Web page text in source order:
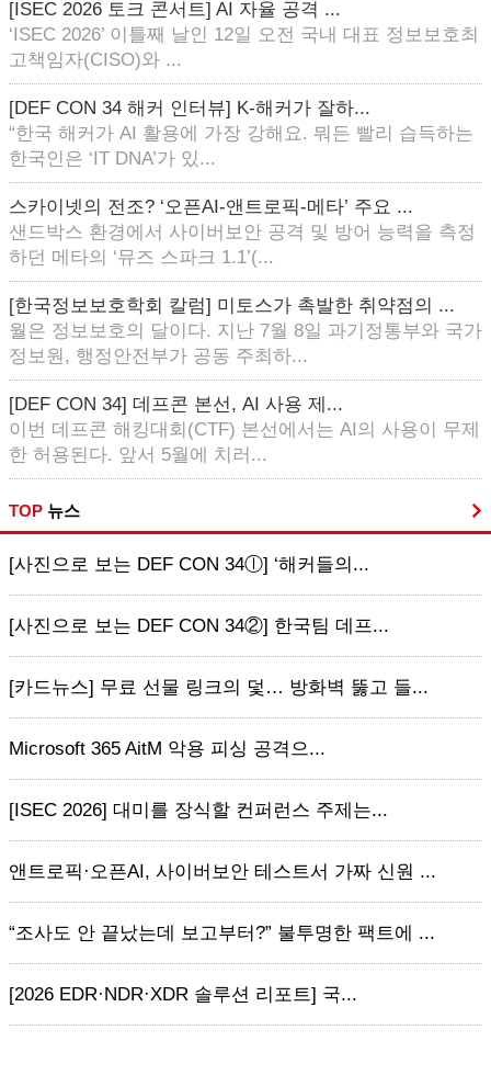
[ISEC 2026 토크 콘서트] AI 자율 공격 ...
‘ISEC 2026’ 이틀째 날인 12일 오전 국내 대표 정보보호최
고책임자(CISO)와 ...
[DEF CON 34 해커 인터뷰] K-해커가 잘하...
“한국 해커가 AI 활용에 가장 강해요. 뭐든 빨리 습득하는
한국인은 ‘IT DNA’가 있...
스카이넷의 전조? ‘오픈AI-앤트로픽-메타’ 주요 ...
샌드박스 환경에서 사이버보안 공격 및 방어 능력을 측정
하던 메타의 ‘뮤즈 스파크 1.1’(...
[한국정보보호학회 칼럼] 미토스가 촉발한 취약점의 ...
월은 정보보호의 달이다. 지난 7월 8일 과기정통부와 국가
정보원, 행정안전부가 공동 주최하...
[DEF CON 34] 데프콘 본선, AI 사용 제...
이번 데프콘 해킹대회(CTF) 본선에서는 AI의 사용이 무제
한 허용된다. 앞서 5월에 치러...
TOP 뉴스
[사진으로 보는 DEF CON 34ⓛ] ‘해커들의...
[사진으로 보는 DEF CON 34②] 한국팀 데프...
[카드뉴스] 무료 선물 링크의 덫… 방화벽 뚫고 들...
Microsoft 365 AitM 악용 피싱 공격으...
[ISEC 2026] 대미를 장식할 컨퍼런스 주제는...
앤트로픽·오픈AI, 사이버보안 테스트서 가짜 신원 ...
“조사도 안 끝났는데 보고부터?” 불투명한 팩트에 ...
[2026 EDR·NDR·XDR 솔루션 리포트] 국...